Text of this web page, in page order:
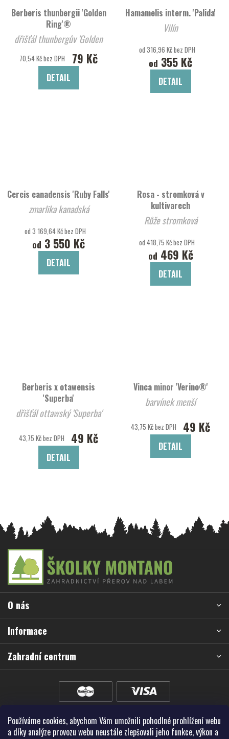
Používáme cookies, abychom Vám umožnili pohodlné prohlížení webu
a díky analýze provozu webu neustále zlepšovali jeho funkce, výkon a
Berberis thunbergii 'Golden
Ring'®
dřišťál thunbergův 'Golden
70,54 Kč bez DPH 79 Kč
DETAIL
Hamamelis interm. 'Palida'
Vilín
od 316,96 Kč bez DPH
od 355 Kč
DETAIL
Cercis canadensis 'Ruby Falls'
zmarlika kanadská
od 3 169,64 Kč bez DPH
od 3 550 Kč
DETAIL
Rosa - stromková v
kultivarech
Růže stromková
od 418,75 Kč bez DPH
od 469 Kč
DETAIL
Berberis x otawensis
'Superba'
dřišťál ottawský 'Superba'
43,75 Kč bez DPH 49 Kč
DETAIL
Vinca minor 'Verino®'
barvínek menší
43,75 Kč bez DPH 49 Kč
DETAIL
a
í
O nás
Informace
Zahradní centrum